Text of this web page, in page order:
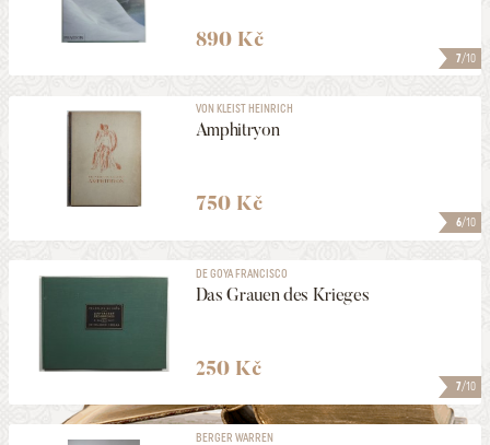
7/10
890 Kč
6/10
VON KLEIST HEINRICH
Amphitryon
750 Kč
7/10
DE GOYA FRANCISCO
Das Grauen des Krieges
250 Kč
BERGER WARREN